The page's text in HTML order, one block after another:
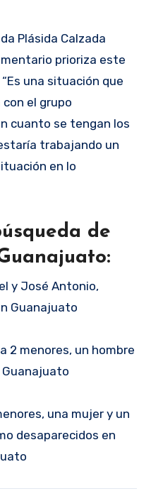
Plásida Calzada
prioriza este
una situación que
el grupo
cuanto se tengan los
trabajando un
en lo
de
y José Antonio,
Guanajuato
2 menores, un hombre
una mujer y un
desaparecidos en